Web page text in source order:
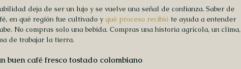
deja de ser un lujo y se vuelve una señal de confianza. Saber de
en qué región fue cultivado y qué proceso recibió te ayuda a entender
No compras solo una bebida. Compras una historia agrícola, un clima,
de trabajar la tierra.
buen café fresco tostado colombiano